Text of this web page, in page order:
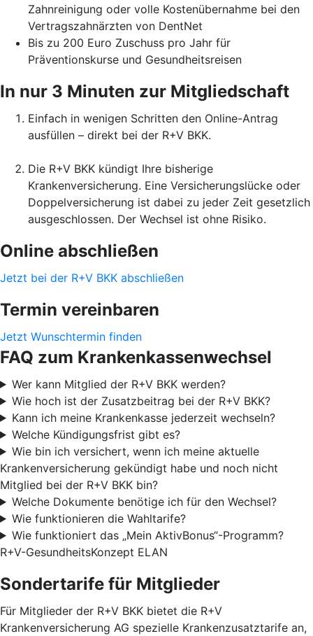
Zahnreinigung oder volle Kostenübernahme bei den
Vertragszahnärzten von DentNet
Bis zu 200 Euro Zuschuss pro Jahr für
Präventionskurse und Gesundheitsreisen
In nur 3 Minuten zur Mitgliedschaft
Einfach in wenigen Schritten den Online-Antrag
ausfüllen – direkt bei der R+V BKK.
Die R+V BKK kündigt Ihre bisherige
Krankenversicherung. Eine Versicherungslücke oder
Doppelversicherung ist dabei zu jeder Zeit gesetzlich
ausgeschlossen. Der Wechsel ist ohne Risiko.
Online abschließen
Jetzt bei der R+V BKK abschließen
Termin vereinbaren
Jetzt Wunschtermin finden
FAQ zum Krankenkassenwechsel
Wer kann Mitglied der R+V BKK werden?
Wie hoch ist der Zusatzbeitrag bei der R+V BKK?
Kann ich meine Krankenkasse jederzeit wechseln?
Welche Kündigungsfrist gibt es?
Wie bin ich versichert, wenn ich meine aktuelle
Krankenversicherung gekündigt habe und noch nicht
Mitglied bei der R+V BKK bin?
Welche Dokumente benötige ich für den Wechsel?
Wie funktionieren die Wahltarife?
Wie funktioniert das „Mein AktivBonus“-Programm?
R+V-GesundheitsKonzept ELAN
Sondertarife für Mitglieder
Für Mitglieder der R+V BKK bietet die R+V
Krankenversicherung AG spezielle Krankenzusatztarife an,